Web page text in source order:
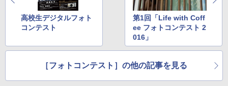
高校生デジタルフォト
コンテスト
第1回「Life with Coff
ee フォトコンテスト 2
016」
［フォトコンテスト］の他の記事を見る